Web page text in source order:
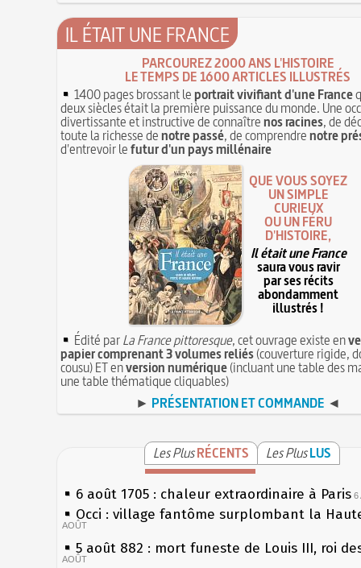
IL ÉTAIT UNE FRANCE
PARCOUREZ 2000 ANS L'HISTOIRE
LE TEMPS DE 1600 ARTICLES ILLUSTRÉS
1400 pages brossant leportrait vivifiant d'une France
deux siècles était la première puissance du monde. Une
divertissante et instructive de connaîtrenos racines, de
toute la richesse denotre passé, de comprendrenotre
d'entrevoir lefutur d'un pays millénaire
QUE VOUS SOYEZ
UN SIMPLE
CURIEUX
OU UN FÉRU
D'HISTOIRE,
Il était une France
saura vous ravir
par ses récits
abondamment
illustrés !
Édité parLa France pittoresque, cet ouvrage existe en
papier comprenant 3 volumes reliés(couverture rigide,
cousu) ET enversion numérique(incluant une table des
une table thématique cliquables)
► PRÉSENTATION ET COMMANDE ◄
Les PlusRÉCENTS Les PlusLUS
6 août 1705 : chaleur extraordinaire à Paris 6
Occi : village fantôme surplombant la
AOÛT
5 août 882 : mort funeste de Louis III, roi
AOÛT